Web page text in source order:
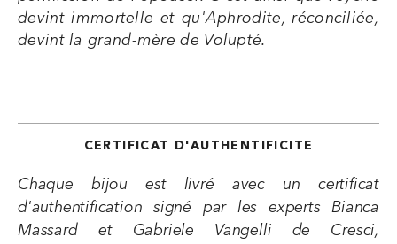
devint immortelle et qu'Aphrodite, réconciliée,
devint la grand-mère de Volupté.
CERTIFICAT D'AUTHENTIFICITE
Chaque bijou est livré avec un certificat
d'authentification signé par les experts Bianca
Massard et Gabriele Vangelli de Cresci,